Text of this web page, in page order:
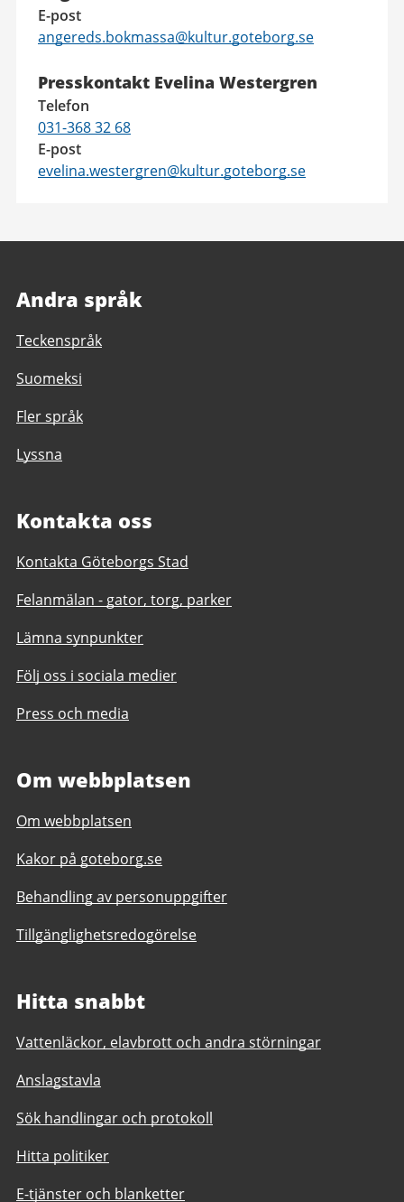
E-post
angereds.bokmassa@kultur.goteborg.se
Presskontakt Evelina Westergren
Telefon
031-368 32 68
E-post
evelina.westergren@kultur.goteborg.se
Andra språk
Teckenspråk
Suomeksi
Fler språk
Lyssna
Kontakta oss
Kontakta Göteborgs Stad
Felanmälan - gator, torg, parker
Lämna synpunkter
Följ oss i sociala medier
Press och media
Om webbplatsen
Om webbplatsen
Kakor på goteborg.se
Behandling av personuppgifter
Tillgänglighetsredogörelse
Hitta snabbt
Vattenläckor, elavbrott och andra störningar
Anslagstavla
Sök handlingar och protokoll
Hitta politiker
E-tjänster och blanketter